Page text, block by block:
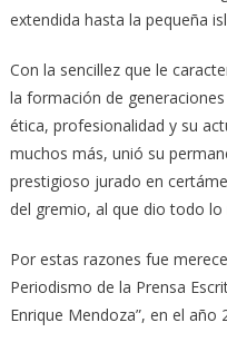
extendida hasta la pequeña
Con la sencillez que le
la formación de
ética, profesionalidad y su
muchos más, unió su
prestigioso jurado en
del gremio, al que dio todo lo
Por estas razones fue
Periodismo de la Prensa
Enrique Mendoza”, en el